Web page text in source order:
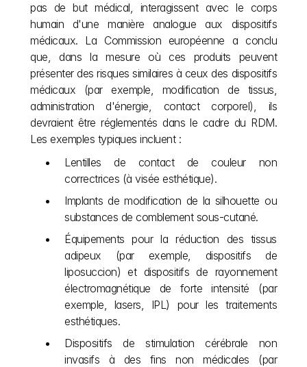
pas de but médical, interagissent avec le corps
humain d'une manière analogue aux dispositifs
médicaux. La Commission européenne a conclu
que, dans la mesure où ces produits peuvent
présenter des risques similaires à ceux des dispositifs
médicaux (par exemple, modification de tissus,
administration d'énergie, contact corporel), ils
devraient être réglementés dans le cadre du RDM.
Les exemples typiques incluent :
Lentilles de contact de couleur non
correctrices (à visée esthétique).
Implants de modification de la silhouette ou
substances de comblement sous-cutané.
Équipements pour la réduction des tissus
adipeux (par exemple, dispositifs de
liposuccion) et dispositifs de rayonnement
électromagnétique de forte intensité (par
exemple, lasers, IPL) pour les traitements
esthétiques.
Dispositifs de stimulation cérébrale non
invasifs à des fins non médicales (par